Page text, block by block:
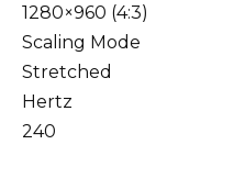
1280×960 (4:3)
Scaling Mode
Stretched
Hertz
240